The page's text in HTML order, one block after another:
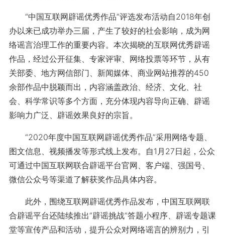
“中国互联网辟谣优秀作品”评选发布活动自2018年创
办以来已成功举办三届，产生了较好的社会影响，成为网
络谣言治理工作的重要内容。本次揭晓的互联网优秀辟谣
作品，经过公开征集、专家评审、网络投票等环节，从有
关部委、地方网信部门、新闻媒体、商业网站推荐的450
余部作品中脱颖而出，内容涵盖政治、经济、文化、社
会、科学常识等多个方面，充分体现内容导向正确、辟谣
影响力广泛、辟谣效果良好的宗旨。
“2020年度中国互联网辟谣优秀作品”采用网络专题、
图文信息、视频播发等形式线上发布。自1月27日起，公众
可通过中国互联网联合辟谣平台官网、客户端、强国号、
微信公众号等渠道了解获奖作品具体内容。
此外，围绕互联网辟谣优秀作品发布，中国互联网联
合辟谣平台还陆续推出“辟谣挑战”答题小程序、辟谣专题课
堂等宣传产品和活动，提升公众对网络谣言的辨别力，引